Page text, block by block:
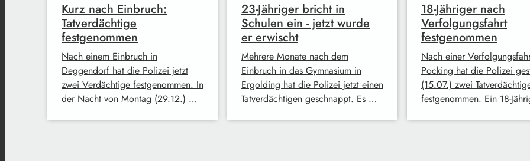
Kurz nach Einbruch:
Tatverdächtige
festgenommen
Nach einem Einbruch in
Deggendorf hat die Polizei jetzt
zwei Verdächtige festgenommen. In
der Nacht von Montag (29.12.) …
23-Jähriger bricht in
Schulen ein - jetzt wurde
er erwischt
Mehrere Monate nach dem
Einbruch in das Gymnasium in
Ergolding hat die Polizei jetzt einen
Tatverdächtigen geschnappt. Es …
18-Jähriger nach
Verfolgungsfahrt
festgenommen
Nach einer
Pocking hat die Polizei
(15.07.) zwei
festgenommen. Ein 18-